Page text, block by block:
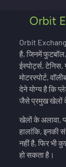
Orbit
Orbit
है, जिनमें
ईस्पोर्ट्स, टेनिस,
मोटरस्पोर्ट,
देने योग्य है कि
जैसे प्रमुख खेलों
खेलों के अलावा,
हालांकि, इनकी
नहीं है, फिर भी
हो सकता है।